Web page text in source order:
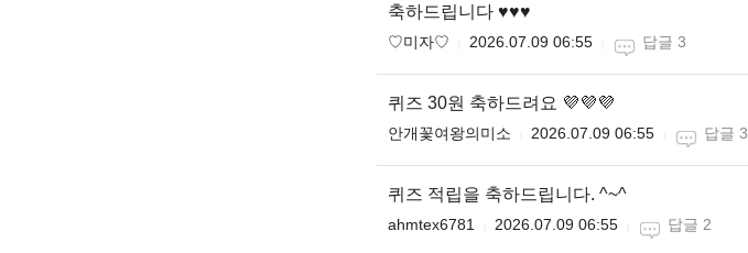
축하드립니다 ♥️♥️♥️
♡미자♡ 2026.07.09 06:55 답글 3
퀴즈 30원 축하드려요 💜💜💜
안개꽃여왕의미소 2026.07.09 06:55 답글 3
퀴즈 적립을 축하드립니다. ^~^
ahmtex6781 2026.07.09 06:55 답글 2